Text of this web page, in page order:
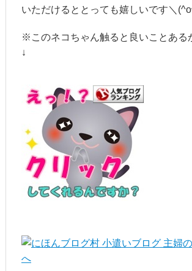
いただけるととっても嬉しいです＼
※このネコちゃん触ると良いことあ
↓